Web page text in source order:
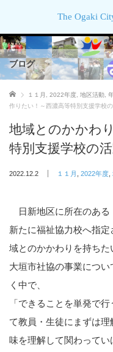
The Ogaki
ブログ
ホーム １１月 2022年度 地区活動
作りたい！～西濃高等特別支援学校
地域とのかかわ
特別支援学校の
2022.12.2 １１月 2022年度
日新地区に所在のある
新たに福祉協力校へ指
域とのかかわりを持ちた
大垣市社協の事業につ
く中で、
「できることを単発で
て教員・生徒にまずは
味を理解して関わってい